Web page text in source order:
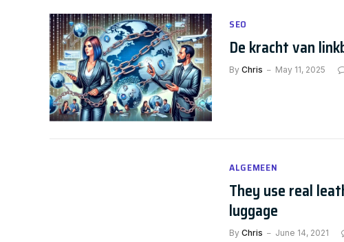
SEO
De kracht van
By Chris May 11, 2025
ALGEMEEN
They use real
luggage
By Chris June 14, 2021